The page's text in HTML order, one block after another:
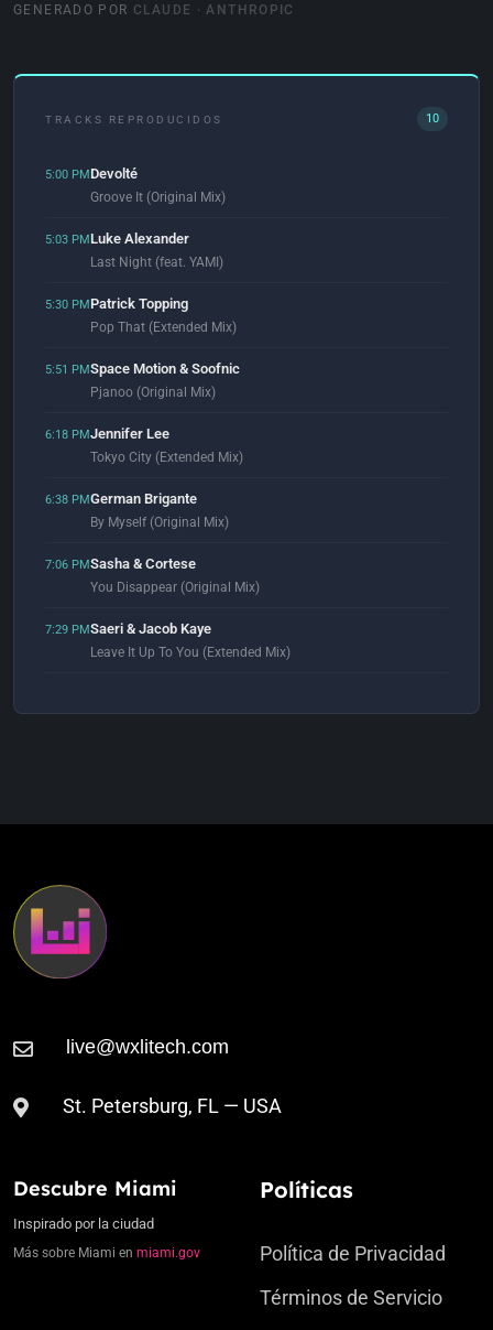
GENERADO POR CLAUDE · ANTHROPIC
TRACKS REPRODUCIDOS 10
5:00 PMDevolté
Groove It (Original Mix)
5:03 PMLuke Alexander
Last Night (feat. YAMI)
5:30 PMPatrick Topping
Pop That (Extended Mix)
5:51 PMSpace Motion & Soofnic
Pjanoo (Original Mix)
6:18 PMJennifer Lee
Tokyo City (Extended Mix)
6:38 PMGerman Brigante
By Myself (Original Mix)
7:06 PMSasha & Cortese
You Disappear (Original Mix)
7:29 PMSaeri & Jacob Kaye
Leave It Up To You (Extended Mix)
Back Again (Extended Mix)
St. Petersburg, FL — USA
Descubre Miami
Inspirado por la ciudad
Más sobre Miami en miami.gov
Políticas
Política de Privacidad
Términos de Servicio